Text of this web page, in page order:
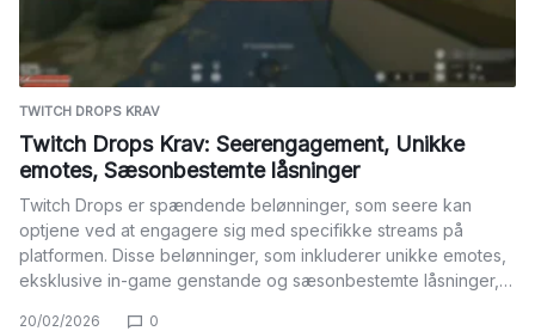
TWITCH DROPS KRAV
Twitch Drops Krav: Seerengagement, Unikke
emotes, Sæsonbestemte låsninger
Twitch Drops er spændende belønninger, som seere kan
optjene ved at engagere sig med specifikke streams på
platformen. Disse belønninger, som inkluderer unikke emotes,
eksklusive in-game genstande og sæsonbestemte låsninger,…
20/02/2026 0